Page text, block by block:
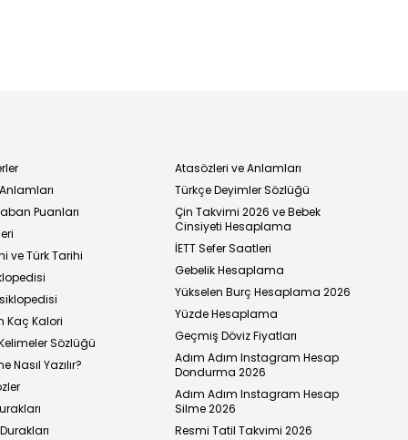
Puanları
ve Türk Tarihi
Kaç Kalori
Sözlüğü
Nasıl Yazılır?
Atasözleri ve Anlamları
Türkçe Deyimler Sözlüğü
Çin Takvimi 2026 ve Bebek
Cinsiyeti Hesaplama
İETT Sefer Saatleri
Gebelik Hesaplama
Yükselen Burç Hesaplama 2026
Yüzde Hesaplama
Geçmiş Döviz Fiyatları
Adım Adım Instagram Hesap
Dondurma 2026
Adım Adım Instagram Hesap
Silme 2026
Resmi Tatil Takvimi 2026